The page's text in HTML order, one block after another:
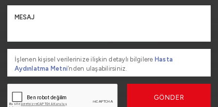
İşlenen kişisel verilerinize ilişkin detaylı bilgilere Hasta
Aydınlatma Metni’nden ulaşabilirsiniz.
GÖNDER